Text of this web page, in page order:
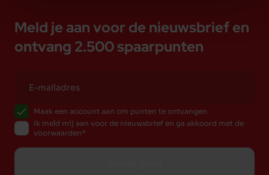
Meld je aan voor de nieuwsbrief en
ontvang 2.500 spaarpunten
Maak een account aan om punten te ontvangen
Ik meld mij aan voor de nieuwsbrief en ga akkoord met de
voorwaarden